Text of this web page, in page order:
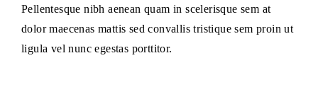
Pellentesque nibh aenean quam in scelerisque sem at
dolor maecenas mattis sed convallis tristique sem proin ut
ligula vel nunc egestas porttitor.